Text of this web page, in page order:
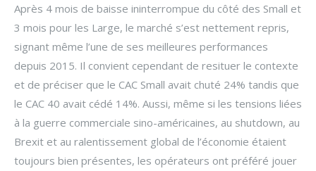
Après 4 mois de baisse ininterrompue du côté des Small et
3 mois pour les Large, le marché s’est nettement repris,
signant même l’une de ses meilleures performances
depuis 2015. Il convient cependant de resituer le contexte
et de préciser que le CAC Small avait chuté 24% tandis que
le CAC 40 avait cédé 14%. Aussi, même si les tensions liées
à la guerre commerciale sino-américaines, au shutdown, au
Brexit et au ralentissement global de l’économie étaient
toujours bien présentes, les opérateurs ont préféré jouer